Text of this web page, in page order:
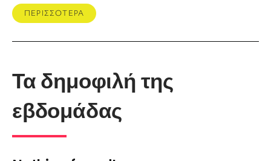
ΠΕΡΙΣΣΟΤΕΡΑ
Τα δημοφιλή της
εβδομάδας